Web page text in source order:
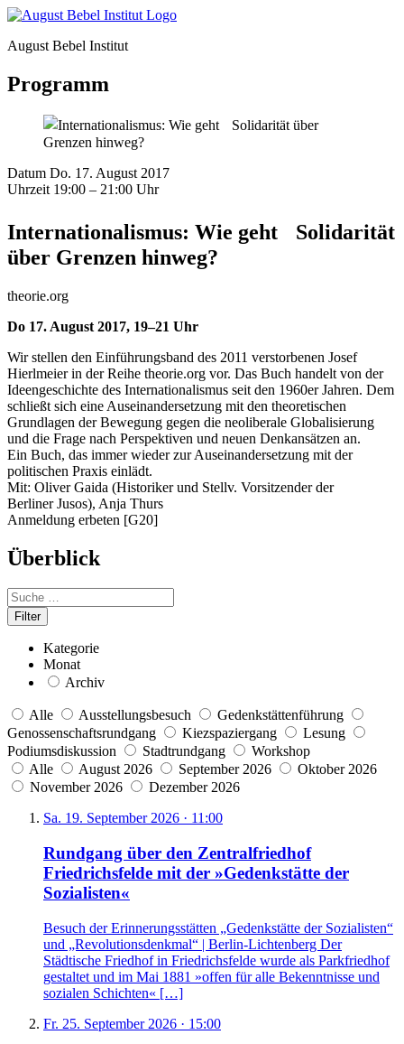
August Bebel Institut
Programm
Datum Do. 17. August 2017
Uhrzeit 19:00 – 21:00 Uhr
Internationalismus: Wie geht Solidarität
über Grenzen hinweg?
theorie.org
Do 17. August 2017, 19–21 Uhr
Wir stellen den Einführungsband des 2011 verstorbenen Josef
Hierlmeier in der Reihe theorie.org vor. Das Buch handelt von der
Ideengeschichte des Internationalismus seit den 1960er Jahren. Dem
schließt sich eine Auseinandersetzung mit den theoretischen
Grundlagen der Bewegung gegen die neoliberale Globalisierung
und die Frage nach Perspektiven und neuen Denkansätzen an.
Ein Buch, das immer wieder zur Auseinandersetzung mit der
politischen Praxis einlädt.
Mit: Oliver Gaida (Historiker und Stellv. Vorsitzender der
Berliner Jusos), Anja Thurs
Anmeldung erbeten [G20]
Überblick
Kategorie
Monat
Archiv
Alle Ausstellungsbesuch
Gedenkstättenführung
Genossenschaftsrundgang
Kiezspaziergang
Lesung
Podiumsdiskussion
Stadtrundgang
Workshop
Alle
August 2026 September 2026
Oktober 2026
November 2026
Dezember 2026
Sa. 19. September 2026 · 11:00
Rundgang über den Zentralfriedhof
Friedrichsfelde mit der »Gedenkstätte der
Sozialisten«
Besuch der Erinnerungsstätten „Gedenkstätte der Sozialisten“
und „Revolutionsdenkmal“ | Berlin-Lichtenberg Der
Städtische Friedhof in Friedrichsfelde wurde als Parkfriedhof
gestaltet und im Mai 1881 »offen für alle Bekenntnisse und
sozialen Schichten« […]
Fr. 25. September 2026 · 15:00